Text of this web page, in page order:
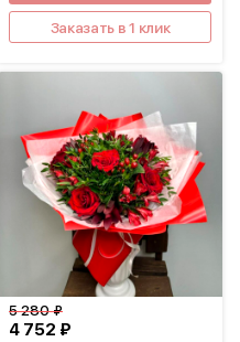
Заказать в 1 клик
4 752 ₽
5 280 ₽